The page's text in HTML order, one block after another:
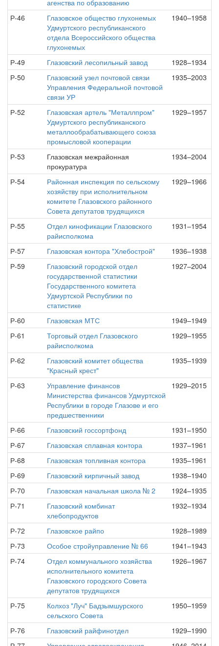
агенства по образованию
Р-46
Глазовское общество глухонемых
Удмуртского республиканского
отдела Всероссийского общества
глухонемых
1940–1958
Р-49 Глазовский лесопильный завод
1928–1934
Р-50
Глазовский узел почтовой связи
Управления Федеральной почтовой
связи УР
1935–2003
Р-52
Глазовская артель "Металлпром"
Удмуртского республиканского
металлообрабатывающего союза
промысловой кооперации
1929–1957
Р-53
Глазовская межрайонная
прокуратура
1934–2004
Р-54
Районная инспекция по сельскому
хозяйству при исполнительном
комитете Глазовского районного
Совета депутатов трудящихся
1929–1966
Р-55
Отдел кинофикации Глазовского
райисполкома
1931–1954
Р-57 Глазовская контора "Хлебострой"
1936–1938
Р-59
Глазовский городской отдел
государственной статистики
Государственного комитета
Удмуртской Республики по
статистике
1927–2004
Р-60 Глазовская МТС
1949–1949
Р-61
Торговый отдел Глазовского
райисполкома
1929–1955
Р-62
Глазовский комитет общества
"Красный крест"
1935–1939
Р-63
Управление финансов
Министерства финансов Удмуртской
Республики в городе Глазове и его
предшественники
1929–2015
Р-66 Глазовский госсортфонд
1931–1950
Р-67
Глазовская сплавная контора
1937–1961
Р-68
Глазовская топливная контора
1935–1961
Р-69
Глазовский кирпичный завод
1938–1940
Р-70
Глазовская начальная школа № 2
1924–1935
Р-71
Глазовский комбинат
хлебопродуктов
1932–1934
Р-72 Глазовское райпо
1928–1989
Р-73
Особое стройуправление № 66
1941–1943
Р-74
Отдел коммунального хозяйства
исполнительного комитета
Глазовского городского Совета
депутатов трудящихся
1926–1967
Р-75
Колхоз "Луч" Бадзымшурского
сельского Совета
1950–1959
Р-76 Глазовский райфинотдел
1929–1990